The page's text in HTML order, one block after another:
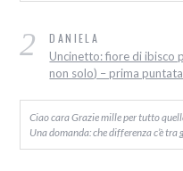
2 DANIELA
Uncinetto: fiore di ibisco
non solo) – prima puntata
Ciao cara Grazie mille per tutto
Una domanda: che differenza c’è